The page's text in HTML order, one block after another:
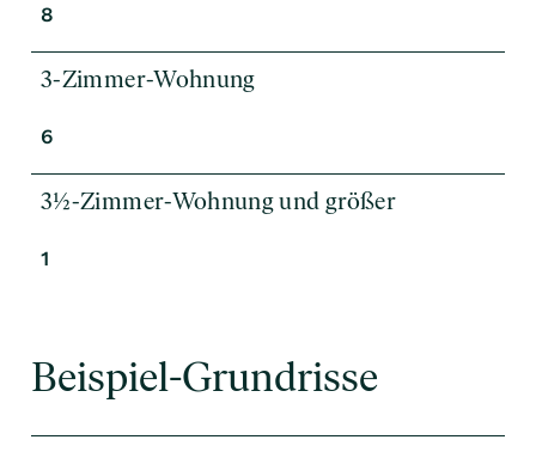
8
3-Zimmer-Wohnung
6
3½-Zimmer-Wohnung und größer
1
Beispiel-Grundrisse